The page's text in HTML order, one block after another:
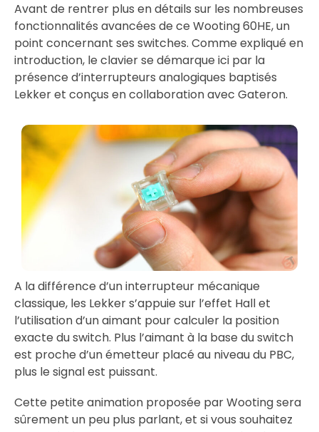
Avant de rentrer plus en détails sur les nombreuses
fonctionnalités avancées de ce Wooting 60HE, un
point concernant ses switches. Comme expliqué en
introduction, le clavier se démarque ici par la
présence d’interrupteurs analogiques baptisés
Lekker et conçus en collaboration avec Gateron.
A la différence d’un interrupteur mécanique
classique, les Lekker s’appuie sur l’effet Hall et
l’utilisation d’un aimant pour calculer la position
exacte du switch. Plus l’aimant à la base du switch
est proche d’un émetteur placé au niveau du PBC,
plus le signal est puissant.
Cette petite animation proposée par Wooting sera
sûrement un peu plus parlant, et si vous souhaitez